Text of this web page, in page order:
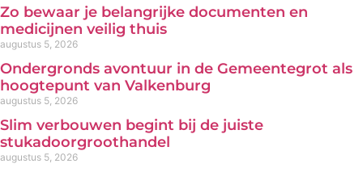
Zo bewaar je belangrijke documenten en
medicijnen veilig thuis
augustus 5, 2026
Ondergronds avontuur in de Gemeentegrot als
hoogtepunt van Valkenburg
augustus 5, 2026
Slim verbouwen begint bij de juiste
stukadoorgroothandel
augustus 5, 2026